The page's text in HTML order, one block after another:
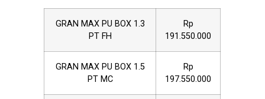
GRAN MAX PU BOX 1.3
PT FH
Rp
191.550.000
GRAN MAX PU BOX 1.5
PT MC
Rp
197.550.000